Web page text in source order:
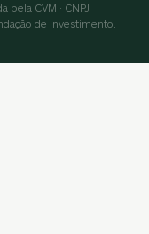
CVM · CNPJ
de investimento.